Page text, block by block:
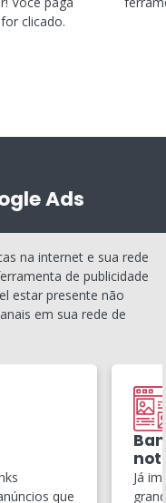
clicado.
Ads
na internet e sua rede
de publicidade
estar presente não
em sua rede de
que
Já